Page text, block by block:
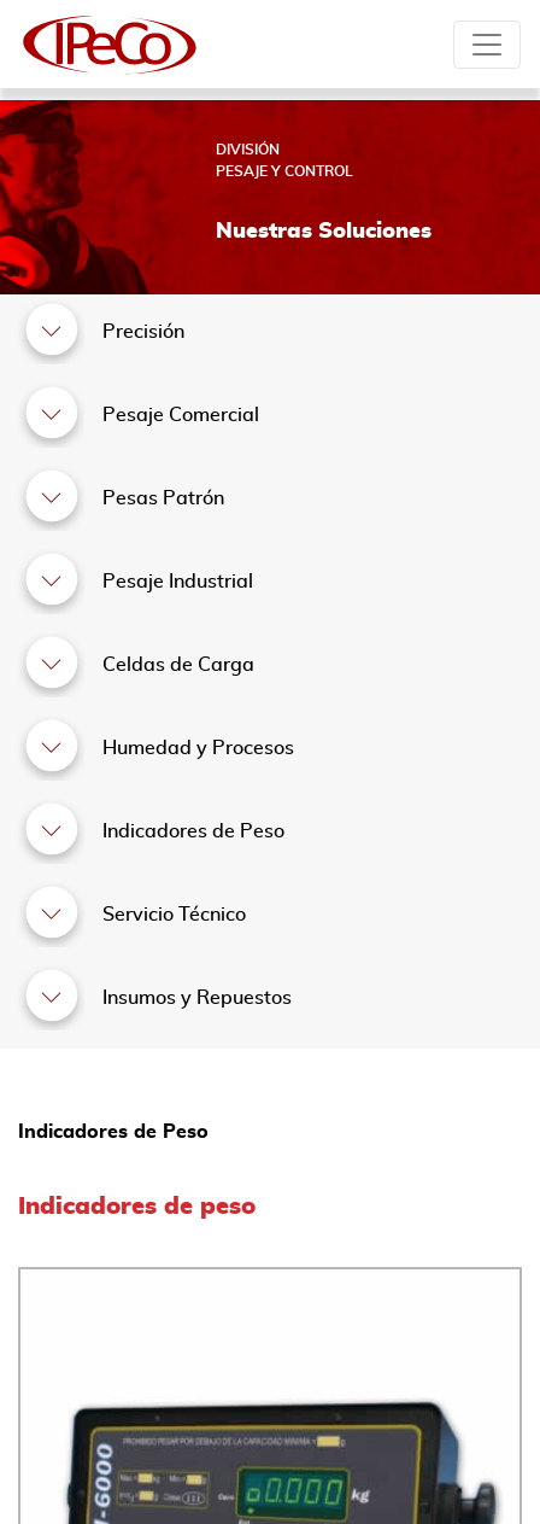
DIVISIÓN
PESAJE Y CONTROL
Nuestras Soluciones
Precisión
Pesaje Comercial
Pesas Patrón
Pesaje Industrial
Celdas de Carga
Humedad y Procesos
Indicadores de Peso
Servicio Técnico
Insumos y Repuestos
Indicadores de Peso
Indicadores de peso